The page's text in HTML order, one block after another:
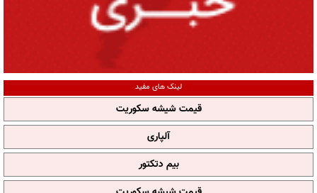
لینک های مفید
قیمت شیشه سکوریت
آلپاری
بیم دتکتور